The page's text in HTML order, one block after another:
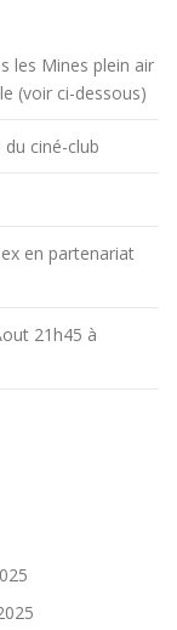
les Mines plein air
(voir ci-dessous)
du ciné-club
en partenariat
21h45 à